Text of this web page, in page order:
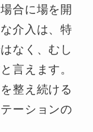
合に場を開
介入は、特
なく、むし
言えます。
整え続ける
ーションの